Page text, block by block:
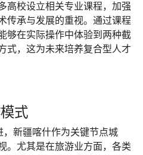
高校设立相关专业课程，加强
传承与发展的重视。通过课程
够在实际操作中体验到两种截
式，这为未来培养复合型人才
式
，新疆喀什作为关键节点城
。尤其是在旅游业方面，各类